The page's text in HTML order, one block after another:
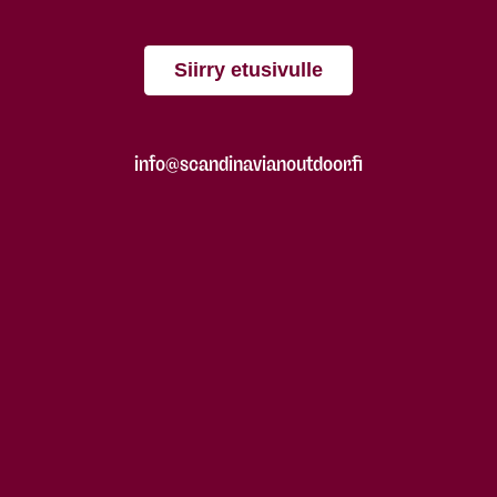
Siirry etusivulle
info@scandinavianoutdoor.fi